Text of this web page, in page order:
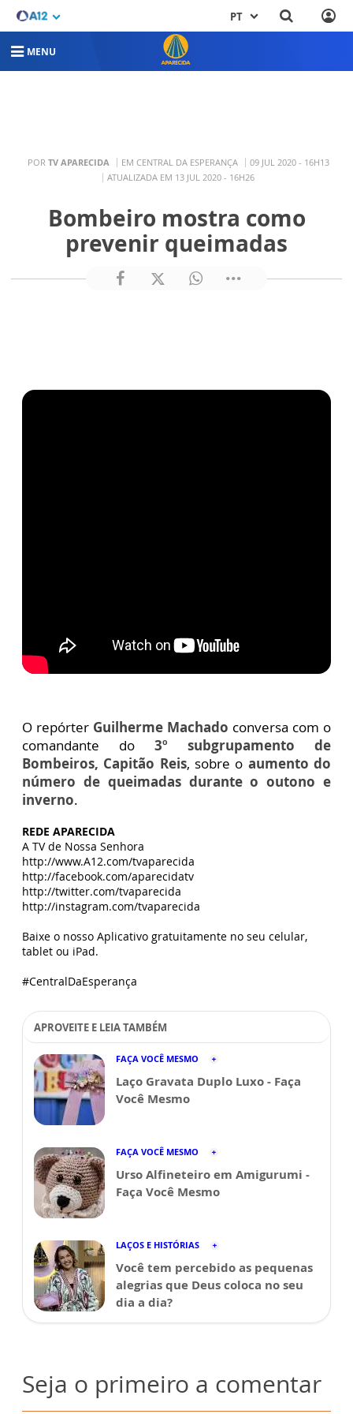
PT
MENU
POR TV APARECIDA EM CENTRAL DA ESPERANÇA
09 JUL 2020 - 16H13
ATUALIZADA EM 13 JUL 2020 - 16H26
Bombeiro mostra como
prevenir queimadas
O repórter Guilherme Machado conversa com o
comandante do 3º subgrupamento de
Bombeiros, Capitão Reis, sobre o aumento do
número de queimadas durante o outono e
inverno.
REDE APARECIDA
A TV de Nossa Senhora
http://www.A12.com/tvaparecida
http://facebook.com/aparecidatv
http://twitter.com/tvaparecida
http://instagram.com/tvaparecida
Baixe o nosso Aplicativo gratuitamente no seu celular,
tablet ou iPad.
#CentralDaEsperança
APROVEITE E LEIA TAMBÉM
FAÇA VOCÊ MESMO
Laço Gravata Duplo Luxo - Faça
Você Mesmo
FAÇA VOCÊ MESMO
Urso Alfineteiro em Amigurumi -
Faça Você Mesmo
LAÇOS E HISTÓRIAS
Você tem percebido as pequenas
alegrias que Deus coloca no seu
dia a dia?
Seja o primeiro a comentar